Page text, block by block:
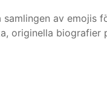
samlingen av emojis
originella biografier